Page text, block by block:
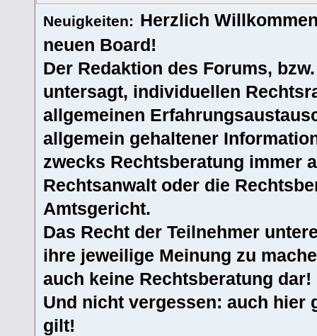
Neuigkeiten: Herzlich
neuen Board!
Der Redaktion des Forums,
untersagt, individuellen
allgemeinen
allgemein gehaltener
zwecks Rechtsberatung immer
Rechtsanwalt oder die
Amtsgericht.
Das Recht der Teilnehmer
ihre jeweilige Meinung zu
auch keine Rechtsberatung dar!
Und nicht vergessen: auch hier
gilt!